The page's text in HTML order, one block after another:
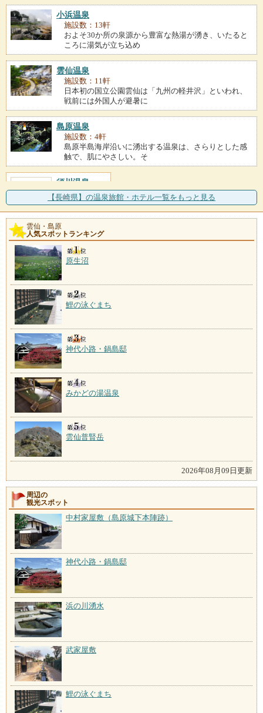
小浜温泉
施設数：13軒
およそ30か所の泉源から豊富な熱湯が湧き、いたると
ころに湯気が立ち込め
雲仙温泉
施設数：11軒
日本初の国立公園雲仙は「九州の軽井沢」といわれ、
戦前には外国人が避暑に
島原温泉
施設数：4軒
島原半島海岸沿いに湧出する温泉は、さらりとした感
触で、肌にやさしい。そ
須川温泉
施設数：1軒
原城温泉
施設数：1軒
島原の乱の悲史を秘める原城跡の隣に建つ「原城温泉
真砂」。公共施設だが
【長崎県】の温泉旅館・ホテル一覧をもっと見る
雲仙・島原
人気スポットランキング
原生沼
鯉の泳ぐまち
神代小路・鍋島邸
みかどの湯温泉
雲仙普賢岳
2026年08月09日更新
周辺の
観光スポット
中村家屋敷（島原城下本陣跡）
神代小路・鍋島邸
浜の川湧水
武家屋敷
鯉の泳ぐまち